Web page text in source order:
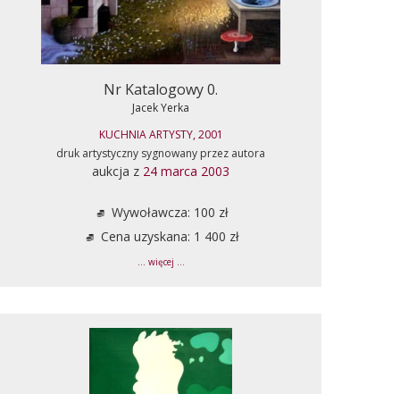
Nr Katalogowy 0.
Jacek Yerka
KUCHNIA ARTYSTY, 2001
druk artystyczny sygnowany przez autora
aukcja z 24 marca 2003
Wywoławcza: 100 zł
Cena uzyskana: 1 400 zł
... więcej ...